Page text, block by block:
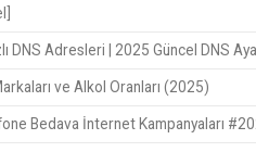
DNS Adresleri | 2025 Güncel DNS
ve Alkol Oranları (2025)
Bedava İnternet Kampanyaları